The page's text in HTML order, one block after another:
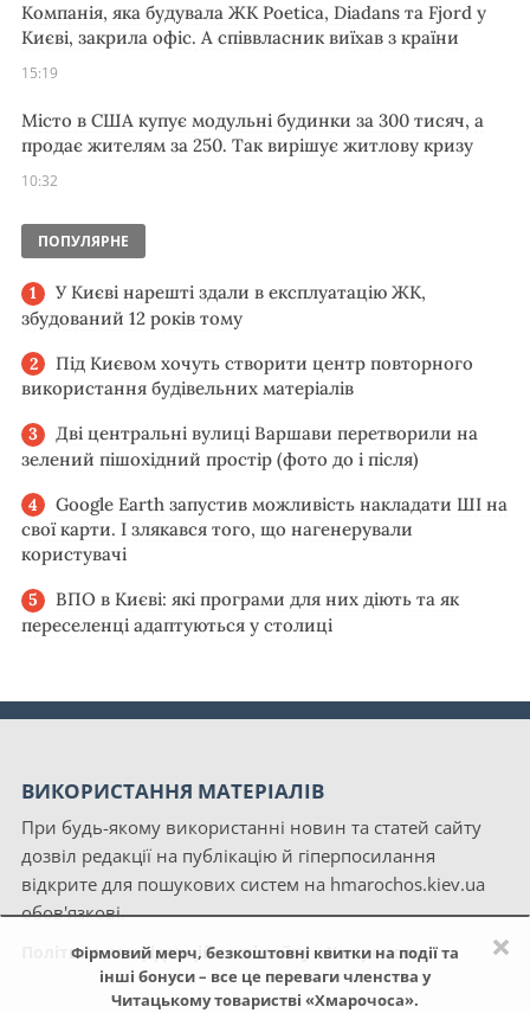
×
Фірмовий мерч, безкоштовні квитки на події та
інші бонуси – все це переваги членства у
Читацькому товаристві «Хмарочоса».
Компанія, яка будувала ЖК Poetica, Diadans та Fjord у
Києві, закрила офіс. А співвласник виїхав з країни
15:19
Місто в США купує модульні будинки за 300 тисяч, а
продає жителям за 250. Так вирішує житлову кризу
10:32
ПОПУЛЯРНЕ
У Києві нарешті здали в експлуатацію ЖК,
збудований 12 років тому
Під Києвом хочуть створити центр повторного
використання будівельних матеріалів
Дві центральні вулиці Варшави перетворили на
зелений пішохідний простір (фото до і після)
Google Earth запустив можливість накладати ШІ на
свої карти. І злякався того, що нагенерували
користувачі
ВПО в Києві: які програми для них діють та як
переселенці адаптуються у столиці
ВИКОРИСТАННЯ МАТЕРІАЛІВ
При будь-якому використанні новин та статей сайту
дозвіл редакції на публікацію й гіперпосилання
відкрите для пошукових систем на hmarochos.kiev.ua
обов'язкові.
Політика конфіденційності сайту «Хмарочос»